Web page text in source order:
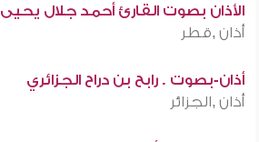
الأذان بصوت القارئ أحمد جلال يحيى
أذان ,قطر
أذان-بصوت . رابح بن دراح الجزائري
أذان ,الجزائر